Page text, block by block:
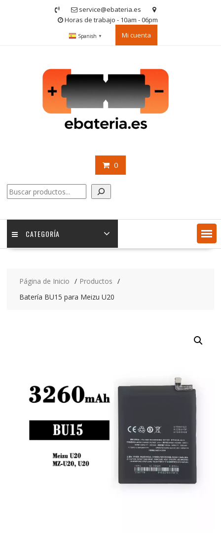
service@ebateria.es
Horas de trabajo - 10am - 06pm
Spanish ▼ Mi cuenta
0
Buscar
CATEGORÍA
Página de Inicio
Productos
Batería BU15 para Meizu U20